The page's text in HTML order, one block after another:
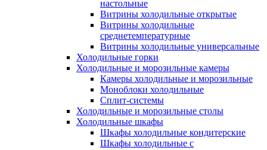
настольные
Витрины холодильные открытые
Витрины холодильные
среднетемпературные
Витрины холодильные универсальные
Холодильные горки
Холодильные и морозильные камеры
Камеры холодильные и морозильные
Моноблоки холодильные
Сплит-системы
Холодильные и морозильные столы
Холодильные шкафы
Шкафы холодильные кондитерские
Шкафы холодильные с